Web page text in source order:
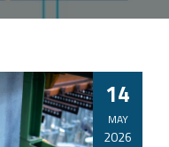
MAY
14
2026